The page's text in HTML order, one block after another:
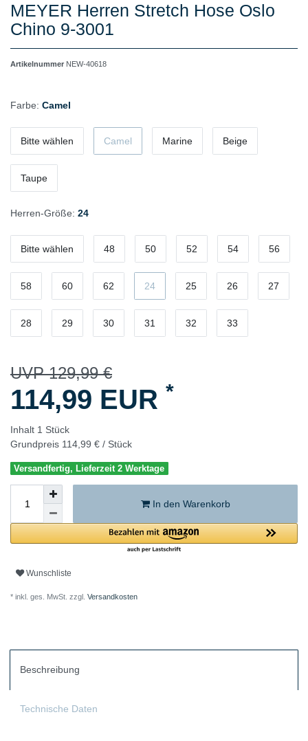
MEYER Herren Stretch Hose Oslo
Chino 9-3001
Artikelnummer NEW-40618
Farbe: Camel
Bitte wählen Camel Marine Beige
Taupe
Herren-Größe: 24
Bitte wählen 48 50 52 54 56
58 60 62 24 25 26 27
28 29 30 31 32 33
UVP 129,99 €
114,99 EUR *
Inhalt 1 Stück
Grundpreis 114,99 € / Stück
Versandfertig, Lieferzeit 2 Werktage
In den Warenkorb
Wunschliste
* inkl. ges. MwSt. zzgl. Versandkosten
Beschreibung
Technische Daten